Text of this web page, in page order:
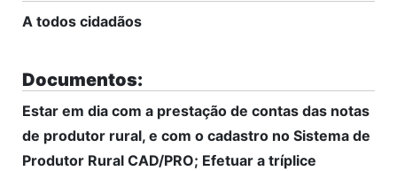
A todos cidadãos
Documentos:
Estar em dia com a prestação de contas das notas
de produtor rural, e com o cadastro no Sistema de
Produtor Rural CAD/PRO; Efetuar a tríplice